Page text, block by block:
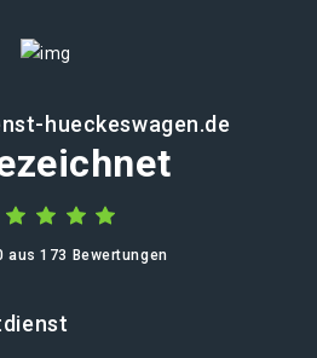
hueckeswagen.de
aus 173 Bewertungen